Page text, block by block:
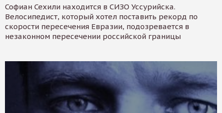
Софиан Сехили находится в СИЗО Уссурийска.
Велосипедист, который хотел поставить рекорд по
скорости пересечения Евразии, подозревается в
незаконном пересечении российской границы